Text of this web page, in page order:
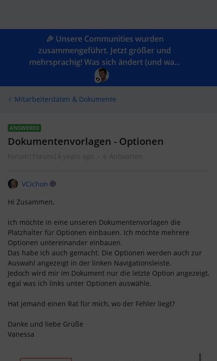
🎉 Unsere Communities wurden
zusammengeführt. Jetzt größer und
mehrsprachig! Was sich ändert (und wa...
Mitarbeiterdaten & Dokumente
ANSWERED
Dokumentenvorlagen - Optionen
Forum|Forum|4 years ago 6 Antworten
VCichon
Hi Zusammen,
ich möchte in eine unseren Dokumentenvorlagen die
Platzhalter für Optionen einbauen. Ich möchte mehrere
Optionen untereinander einbauen.
Das habe ich auch gemacht. Die Optionen werden auch zur
Auswahl angezeigt in der linken Navigationsleiste.
Jedoch wird mir im Dokument nur die letzte Option angezeigt,
egal was ich links unter Optionen auswähle.
Hat jemand einen Rat für mich, wo der Fehler liegt?
Danke und liebe Grüße
Vanessa